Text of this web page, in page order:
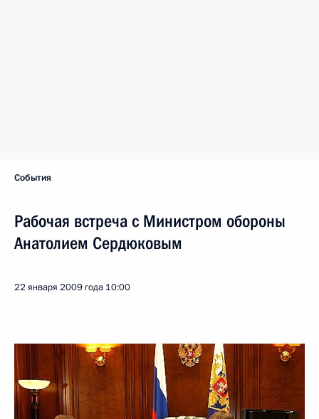
События
Рабочая встреча с Министром обороны
Анатолием Сердюковым
22 января 2009 года 10:00